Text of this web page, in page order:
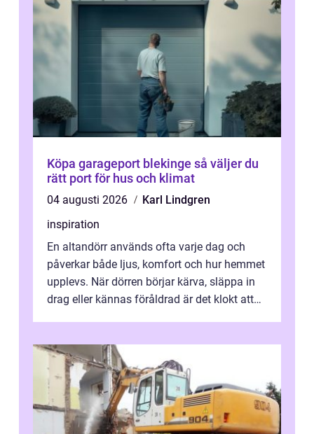
Köpa garageport blekinge så väljer du
rätt port för hus och klimat
04 augusti 2026
Karl Lindgren
inspiration
En altandörr används ofta varje dag och
påverkar både ljus, komfort och hur hemmet
upplevs. När dörren börjar kärva, släppa in
drag eller kännas föråldrad är det klokt att